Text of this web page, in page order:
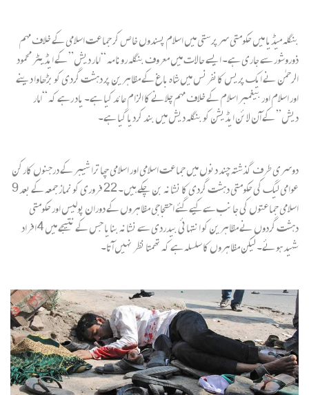
بنگلہ میڈیا میں حکومتی سرپرستی میں اسلام پسندوں خاص کر جماعت اسلامی کے خلاف مہم
ذوروشور سے جاری ہے۔ ایسے حالات میں معروف بنگلہ رونامہ “امار دیش” کے ایڈیٹر محمود
الرحمٰن نے ایک پریس کانفرنس میں شاہ باغ کے مظاہرین پر دہشت گردی کو بڑھاوا دینے
اور اسلام اور بیغمبر اسلام کے خلاف مہم چلانے کا الزام عائد کیا ہے۔ یاد رہے کہ “امار
دیش” کے آن لائن ایڈیشن کو بنگلہ دیش میں بند کردیا گیا ہے۔
دوسری طرف گذشتہ چند دنوں میں جماعت اسلامی اور اسلامی چھاترا شیبر کے درجنوں کارکن
عوامی لیگ کی حکومتی دہشت گردی کا نشانہ بن چکے ہیں۔ 22 فروری کو نماز جمعہ کے بعد 9
اسلامی جماعتوں کی جانب سے کیے گئے احتجاجی مظاہروں کے دوران پولیس اور حکومتی
دہشت گردوں نے مظاہرین کو انتہائی بیدردی سے نشانہ بنایا جس کے نتیجے میں 4 افراد
شہید ہوئے۔ لیکن مظاہروں کا سلسلہ ہے کہ تھمتا نظر نہیں آتا۔